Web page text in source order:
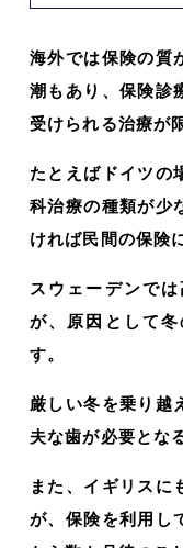
海外では保険の質
潮もあり、保険診
受けられる治療が
たとえばドイツの
科治療の種類が少
ければ民間の保険
スウェーデンで
が、原因として
す。
厳しい冬を乗り越
夫な歯が必要とな
また、イギリスに
が、保険を利用し